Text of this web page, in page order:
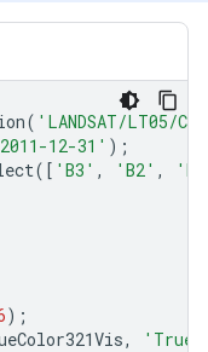
( 'LANDSAT/LT05/
12-31' );
([ 'B3' , 'B2' ,
);
, 'True